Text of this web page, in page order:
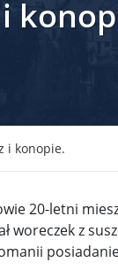
Trumpa:
przesłuchać. ...
broni do Izrael ...
Łukaszenki ...
i konopie.
20-letni
woreczek z